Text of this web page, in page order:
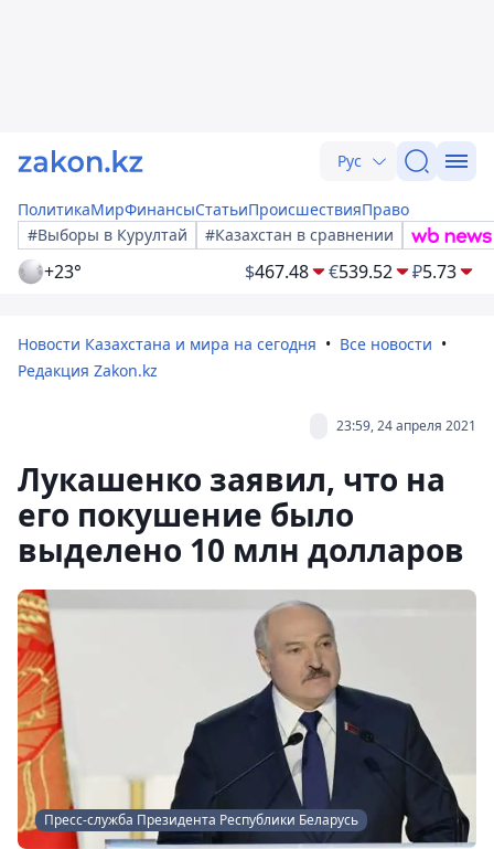
Рус
ПолитикаМирФинансыСтатьиПроисшествияПраво
#Выборы в Курултай
#Казахстан в сравнении
+23° $467.48 €539.52 ₽5.73
Новости Казахстана и мира на сегодня
Все новости
Редакция Zakon.kz
23:59, 24 апреля 2021
Лукашенко заявил, что на
его покушение было
выделено 10 млн долларов
Пресс-служба Президента Республики Беларусь